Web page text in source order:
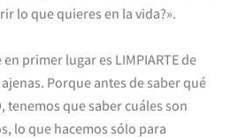
lo que quieres en la vida?».
primer lugar es LIMPIARTE de
Porque antes de saber qué
tenemos que saber cuáles son
lo que hacemos sólo para